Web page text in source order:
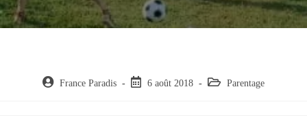
Auteur/autrice
France Paradis
Post 6 août 2018
Post Parentage